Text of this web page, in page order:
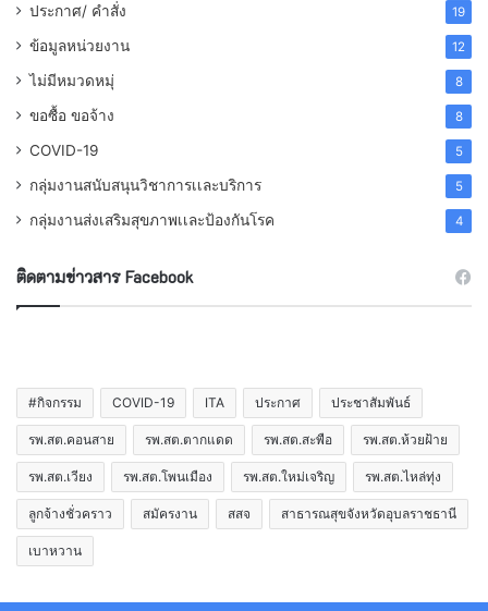
ประกาศ/ คำสั่ง 19
ข้อมูลหน่วยงาน 12
ไม่มีหมวดหมุ่ 8
ขอซื้อ ขอจ้าง 8
COVID-19 5
กลุ่มงานสนับสนุนวิชาการเเละบริการ 5
กลุ่มงานส่งเสริมสุขภาพเเละป้องกันโรค 4
ติดตามข่าวสาร Facebook
#กิจกรรม COVID-19 ITA ประกาศ ประชาสัมพันธ์
รพ.สต.คอนสาย รพ.สต.ตากแดด รพ.สต.สะพือ รพ.สต.ห้วยฝ้าย
รพ.สต.เวียง รพ.สต.โพนเมือง รพ.สต.ใหม่เจริญ รพ.สต.ไหล่ทุ่ง
ลูกจ้างชั่วคราว สมัครงาน สสจ สาธารณสุขจังหวัดอุบลราชธานี
เบาหวาน